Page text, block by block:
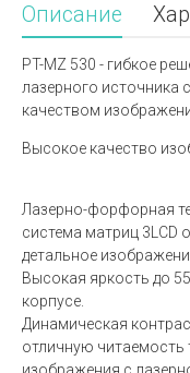
Описание
PT-MZ 530 - гибкое
лазерного источника
качеством
Высокое качество
Лазерно-форфорная
система матриц 3LCD
детальное
Высокая яркость до
корпусе.
Динамическая
отличную читаемость
изображения с